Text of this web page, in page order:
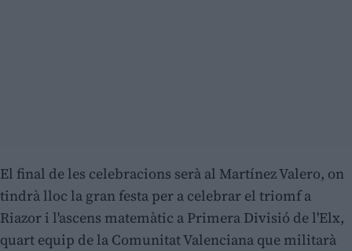
El final de les celebracions serà al Martínez Valero, on
tindrà lloc la gran festa per a celebrar el triomf a
Riazor i l'ascens matemàtic a Primera Divisió de l'Elx,
quart equip de la Comunitat Valenciana que militarà